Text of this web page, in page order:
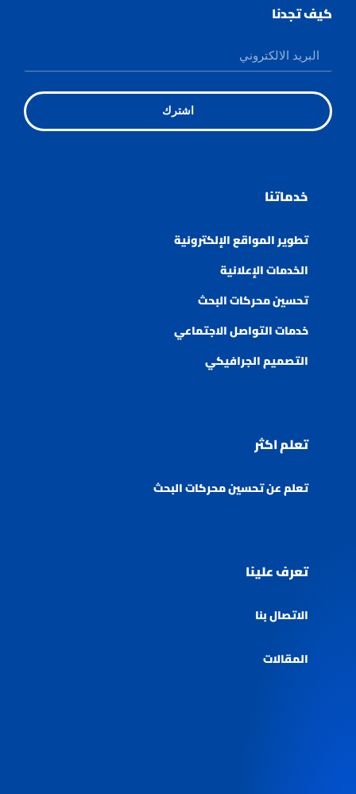
كيف تجدنا
اشترك
خدماتنا
تطوير المواقع الإلكترونية
الخدمات الإعلانية
تحسين محركات البحث
خدمات التواصل الاجتماعي
التصميم الجرافيكي
تعلم اكثر
تعلم عن تحسين محركات البحث
تعرف علينا
الاتصال بنا
المقالات